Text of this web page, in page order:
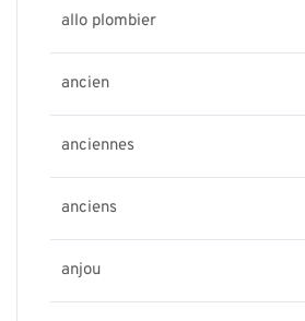
allo plombier
ancien
anciennes
anciens
anjou